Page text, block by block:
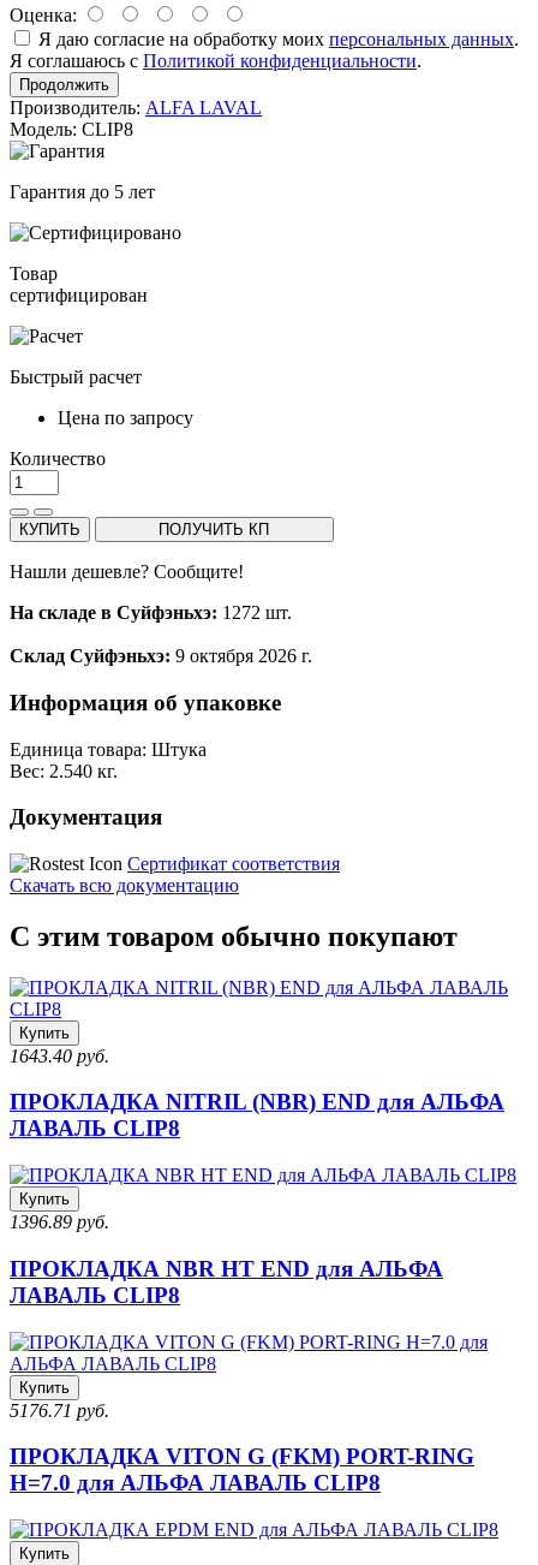
Оценка:
Я даю согласие на обработку моих персональных данных.
Я соглашаюсь с Политикой конфиденциальности.
Продолжить
Производитель: ALFA LAVAL
Модель: CLIP8
Гарантия до 5 лет
Товар
сертифицирован
Быстрый расчет
Цена по запросу
Количество
КУПИТЬ ПОЛУЧИТЬ КП
Нашли дешевле? Сообщите!
На складе в Суйфэньхэ: 1272 шт.
Склад Суйфэньхэ: 9 октября 2026 г.
Информация об упаковке
Единица товара: Штука
Вес: 2.540 кг.
Документация
Сертификат соответствия
Скачать всю документацию
С этим товаром обычно покупают
Купить
1643.40 руб.
ПРОКЛАДКА NITRIL (NBR) END для АЛЬФА
ЛАВАЛЬ CLIP8
Купить
1396.89 руб.
ПРОКЛАДКА NBR HT END для АЛЬФА
ЛАВАЛЬ CLIP8
Купить
5176.71 руб.
ПРОКЛАДКА VITON G (FKM) PORT-RING
H=7.0 для АЛЬФА ЛАВАЛЬ CLIP8
Купить